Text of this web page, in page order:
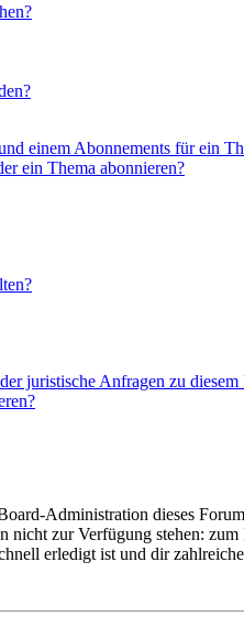
einem Abonnements für ein
ein Thema abonnieren?
juristische Anfragen zu
Administration dieses
zur Verfügung stehen:
erledigt ist und dir